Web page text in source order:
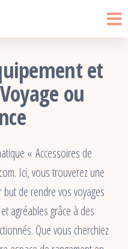
et
ou
« Accessoires de
Ici, vous trouverez une
de rendre vos voyages
agréables grâce à des
Que vous cherchiez